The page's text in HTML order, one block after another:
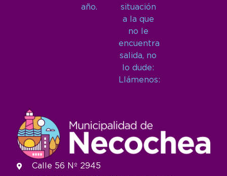
año.
situación
a la que
no le
encuentra
salida, no
lo dude:
Llámenos:
Calle 56 Nº 2945